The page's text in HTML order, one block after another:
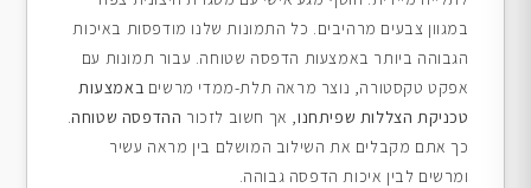
במגוון צבעים מרהיבים. כל התמונות שלנו מודפסות באיכות
הגבוהה ביותר באמצעות הדפסה שטוחה. עבור תמונות עם
אפקט טקסטורה, נוצר מראה תלת-ממדי מרשים באמצעות
טכניקת הצללות שפיתחנו, אך חשוב לזכור ההדפסה שטוחה.
כך אתם מקבלים את השילוב המושלם בין מראה עשיר
ומרשים לבין איכות הדפסה גבוהה.